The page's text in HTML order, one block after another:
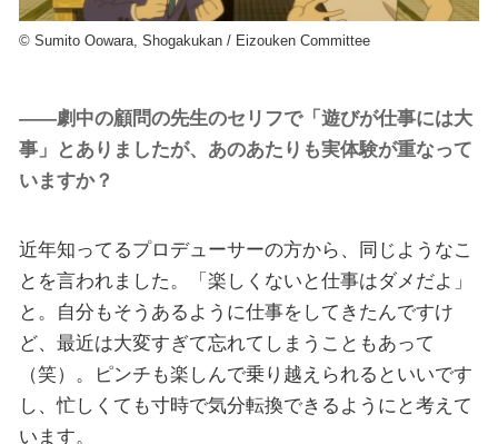
©︎ Sumito Oowara, Shogakukan / Eizouken Committee
――劇中の顧問の先生のセリフで「遊びが仕事には大
事」とありましたが、あのあたりも実体験が重なって
いますか？
近年知ってるプロデューサーの方から、同じようなこ
とを言われました。「楽しくないと仕事はダメだよ」
と。自分もそうあるように仕事をしてきたんですけ
ど、最近は大変すぎて忘れてしまうこともあって
（笑）。ピンチも楽しんで乗り越えられるといいです
し、忙しくても寸時で気分転換できるようにと考えて
います。